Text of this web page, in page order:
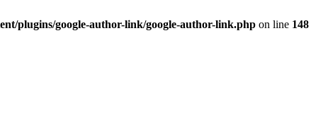
plugins/google-author-link/google-author-link.php on line 148